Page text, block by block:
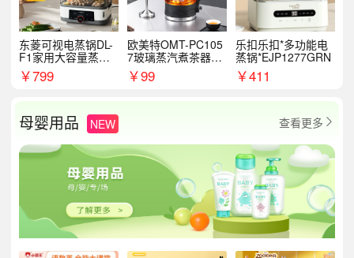
东菱可视电蒸锅DL-
F1家用大容量蒸炖
锅
￥799
欧美特OMT-PC105
7玻璃蒸汽煮茶器黑
茶泡茶具茶壶花茶壶
￥99
乐扣乐扣*多功能电
蒸锅*EJP1277GRN
￥411
母婴用品 NEW 查看更多 